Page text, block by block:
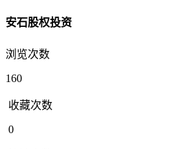
安石股权投资
浏览次数
160
收藏次数
0